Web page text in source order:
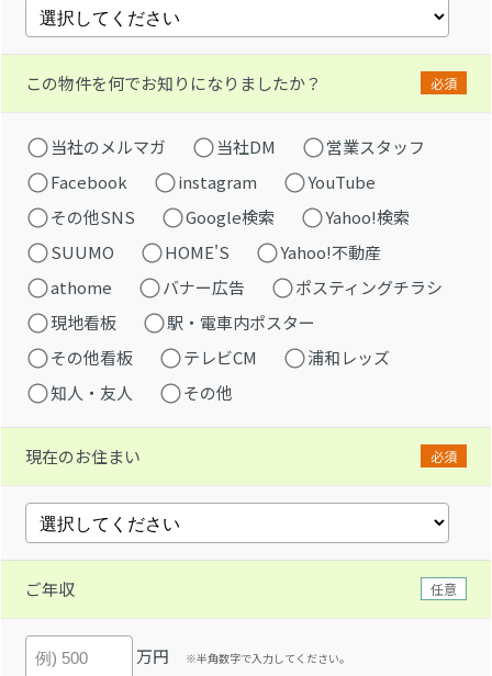
この物件を何でお知りになりましたか？ 必須
当社のメルマガ 当社DM
営業スタッフ
Facebook
instagram
YouTube
その他SNS
Google検索
Yahoo!検索
SUUMO
HOME'S
Yahoo!不動産
athome
バナー広告
ポスティングチラシ
現地看板
駅・電車内ポスター
その他看板
テレビCM
浦和レッズ
知人・友人
その他
現在のお住まい 必須
ご年収 任意
万円 ※半角数字で入力してください。